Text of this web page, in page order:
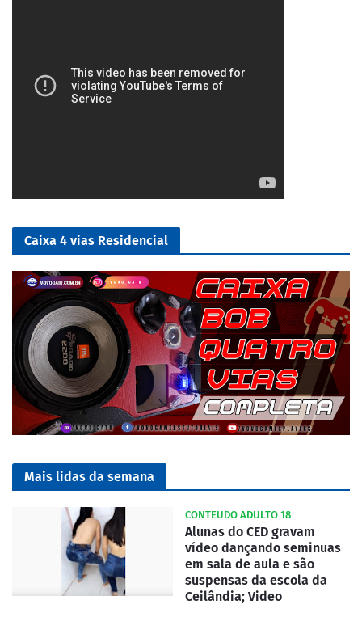
Caixa 4 vias Residencial
Mais lidas da semana
CONTEUDO ADULTO 18
Alunas do CED gravam
vídeo dançando seminuas
em sala de aula e são
suspensas da escola da
Ceilândia; Video